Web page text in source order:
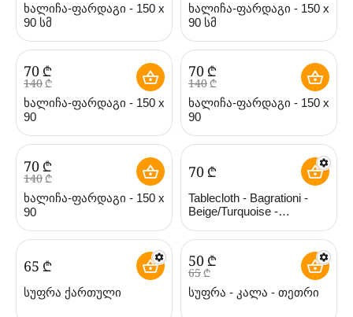
ხალიჩა-ფარდაგი - 150 x
90 სმ
ხალიჩა-ფარდაგი - 150 x
90 სმ
‍70‍₾
‍140‍₾
ხალიჩა-ფარდაგი - 150 x
90
‍70‍₾
‍140‍₾
ხალიჩა-ფარდაგი - 150 x
90
‍70‍ ₾
‍140‍₾
ხალიჩა-ფარდაგი - 150 x
90
‍70‍ ₾
Tablecloth - Bagrationi -
Beige/Turquoise -
‍65‍ ₾
სუფრა ქართული
‍50‍₾
‍65‍₾
სუფრა - კალა - თეთრი